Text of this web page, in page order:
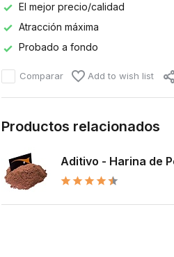
El mejor precio/calidad
Atracción máxima
Probado a fondo
Comparar Add to wish list
Productos relacionados
Aditivo - Harina de